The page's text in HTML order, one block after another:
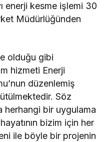
enerji kesme işlemi 30
Müdürlüğünden
olduğu gibi
hizmeti Enerji
düzenlemiş
Söz
herhangi bir uygulama
bizim için her
ile böyle bir projenin